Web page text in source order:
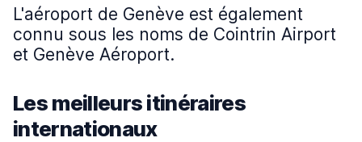
L'aéroport de Genève est également
connu sous les noms de Cointrin Airport
et Genève Aéroport.
Les meilleurs itinéraires
internationaux